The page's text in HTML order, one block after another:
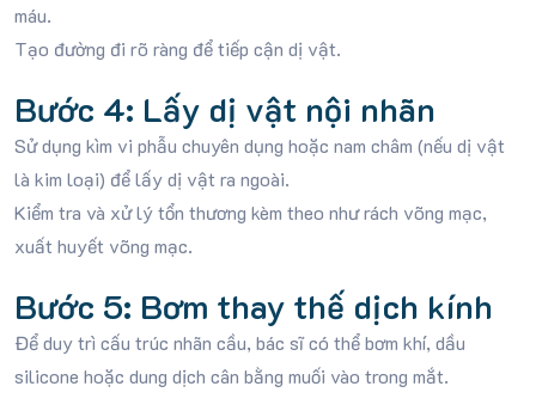
máu.
Tạo đường đi rõ ràng để tiếp cận dị vật.
Bước 4: Lấy dị vật nội nhãn
Sử dụng kìm vi phẫu chuyên dụng hoặc nam châm (nếu dị vật
là kim loại) để lấy dị vật ra ngoài.
Kiểm tra và xử lý tổn thương kèm theo như rách võng mạc,
xuất huyết võng mạc.
Bước 5: Bơm thay thế dịch kính
Để duy trì cấu trúc nhãn cầu, bác sĩ có thể bơm khí, dầu
silicone hoặc dung dịch cân bằng muối vào trong mắt.